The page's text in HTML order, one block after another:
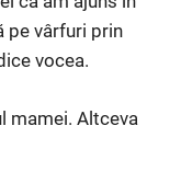
pe vârfuri prin
vocea.
mamei. Altceva